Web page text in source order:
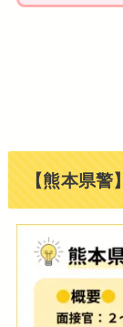
【熊本県